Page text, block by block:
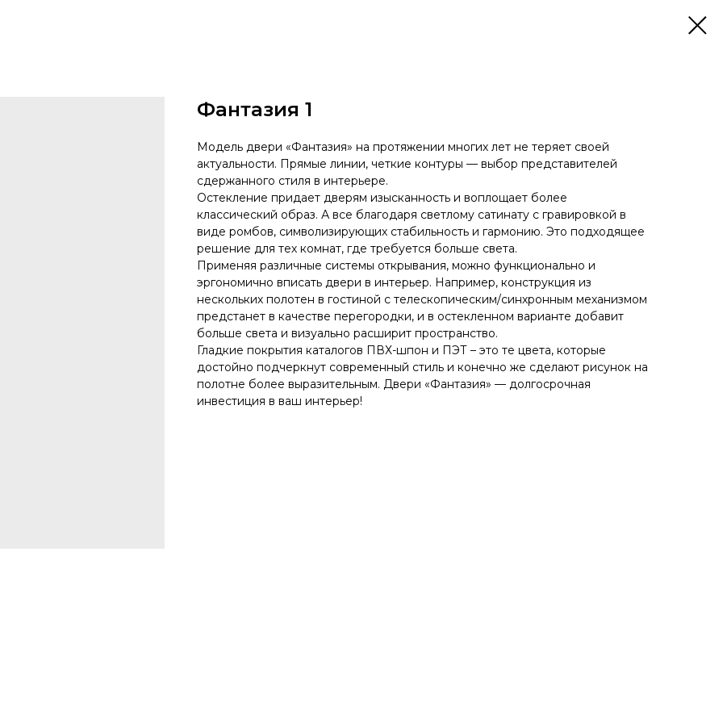
Фантазия 1
Модель двери «Фантазия» на протяжении многих лет не теряет своей
актуальности. Прямые линии, четкие контуры — выбор представителей
сдержанного стиля в интерьере.
Остекление придает дверям изысканность и воплощает более
классический образ. А все благодаря светлому сатинату с гравировкой в
виде ромбов, символизирующих стабильность и гармонию. Это подходящее
решение для тех комнат, где требуется больше света.
Применяя различные системы открывания, можно функционально и
эргономично вписать двери в интерьер. Например, конструкция из
нескольких полотен в гостиной с телескопическим/синхронным механизмом
предстанет в качестве перегородки, и в остекленном варианте добавит
больше света и визуально расширит пространство.
Гладкие покрытия каталогов ПВХ-шпон и ПЭТ – это те цвета, которые
достойно подчеркнут современный стиль и конечно же сделают рисунок на
полотне более выразительным. Двери «Фантазия» — долгосрочная
инвестиция в ваш интерьер!